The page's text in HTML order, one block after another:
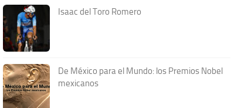
Isaac del Toro Romero
De México para el Mundo: los Premios Nobel
mexicanos